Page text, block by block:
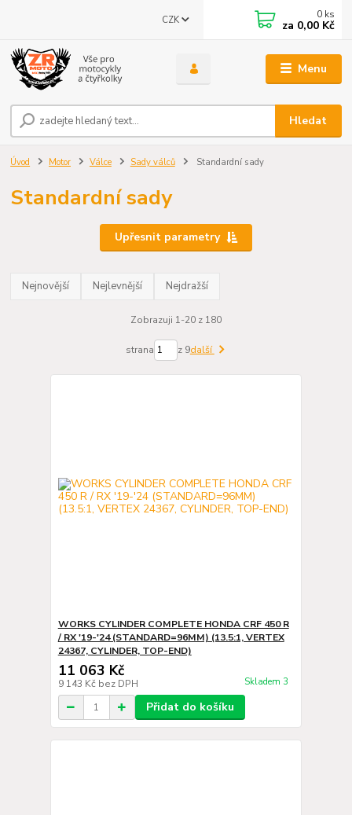
Menu
CZK
Hledat
0 ks
za 0,00 Kč
Úvod Motor Válce Sady válců Standardní sady
Standardní sady
Upřesnit parametry
Nejnovější Nejlevnější Nejdražší
Zobrazuji 1-20 z 180
strana z 9další
WORKS CYLINDER COMPLETE HONDA CRF 450 R
/ RX '19-'24 (STANDARD=96MM) (13.5:1, VERTEX
24367, CYLINDER, TOP-END)
11 063 Kč
9 143 Kč bez DPH Skladem 3
Přidat do košíku